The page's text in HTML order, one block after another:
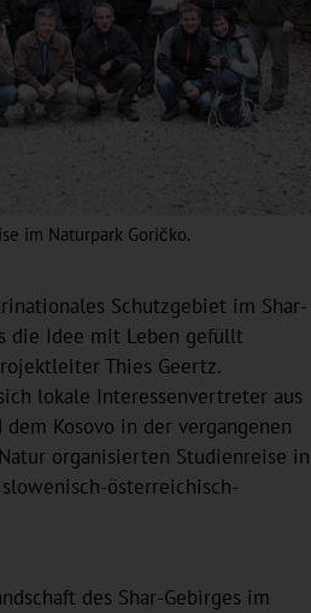
im Naturpark Goričko.
Schutzgebiet im Shar-
die Idee mit Leben gefüllt
Thies Geertz.
lokale Interessenvertreter aus
Kosovo in der vergangenen
organisierten Studienreise in
österreichisch-
des Shar-Gebirges im